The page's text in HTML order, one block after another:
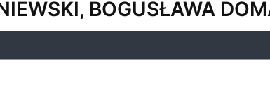
BOGUSŁAWA